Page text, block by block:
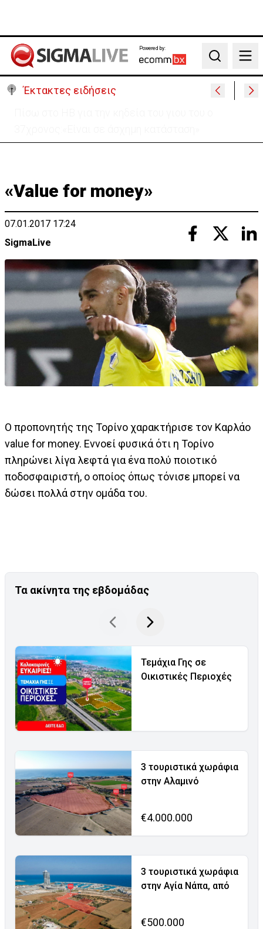
Powered by:
Search
Έκτακτες ειδήσεις
«Value for money»
07.01.2017 17:24
SigmaLive
Ο προπονητής της Τορίνο χαρακτήρισε τον Καρλάο
value for money. Εννοεί φυσικά ότι η Τορίνο
πληρώνει λίγα λεφτά για ένα πολύ ποιοτικό
ποδοσφαιριστή, ο οποίος όπως τόνισε μπορεί να
δώσει πολλά στην ομάδα του.
Τα ακίνητα της εβδομάδας
Τεμάχια Γης σε
Οικιστικές Περιοχές
3 τουριστικά χωράφια
στην Αλαμινό
€4.000.000
3 τουριστικά χωράφια
στην Αγία Νάπα, από
€500.000